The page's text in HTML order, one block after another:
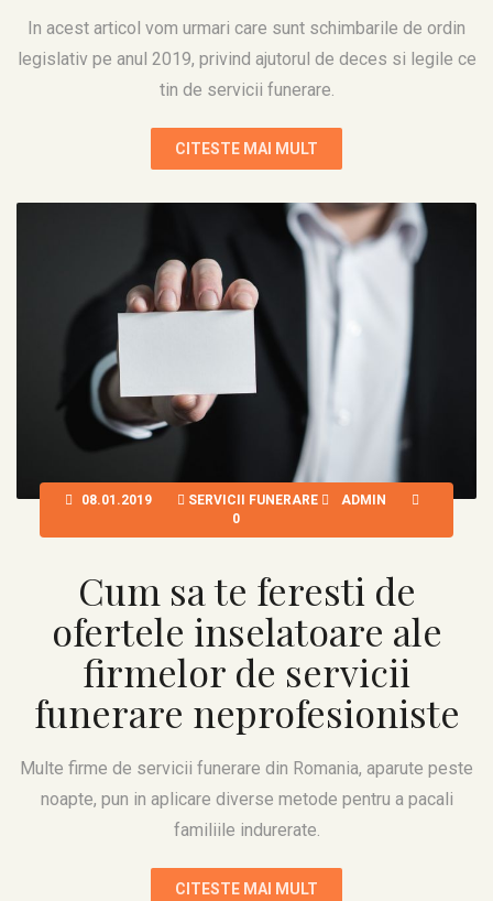
In acest articol vom urmari care sunt schimbarile de ordin
legislativ pe anul 2019, privind ajutorul de deces si legile ce
tin de servicii funerare.
CITESTE MAI MULT
08.01.2019 SERVICII FUNERARE
ADMIN
0
Cum sa te feresti de
ofertele inselatoare ale
firmelor de servicii
funerare neprofesioniste
Multe firme de servicii funerare din Romania, aparute peste
noapte, pun in aplicare diverse metode pentru a pacali
familiile indurerate.
CITESTE MAI MULT